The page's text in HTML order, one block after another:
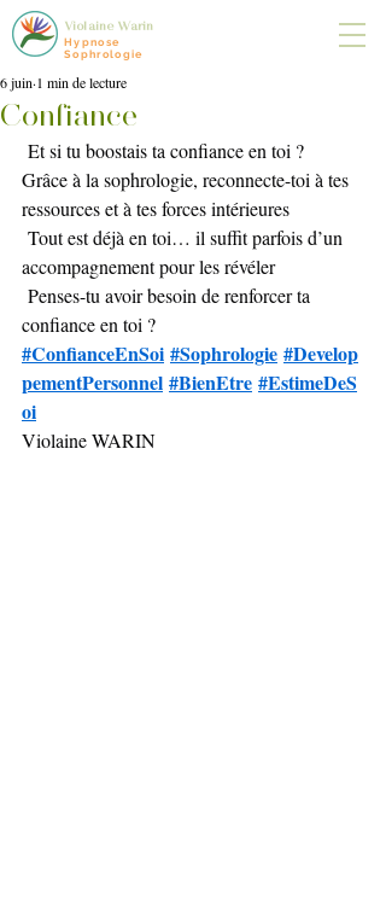
Violaine Warin
Hypnose
Sophrologie
Confiance
6 juin 1 min de lecture
Et si tu boostais ta confiance en toi ?
Grâce à la sophrologie, reconnecte-toi à tes
ressources et à tes forces intérieures
Tout est déjà en toi… il suffit parfois d’un
accompagnement pour les révéler
Penses-tu avoir besoin de renforcer ta
confiance en toi ?
#ConfianceEnSoi #Sophrologie #Develop
pementPersonnel #BienEtre #EstimeDeS
oi
Violaine WARIN